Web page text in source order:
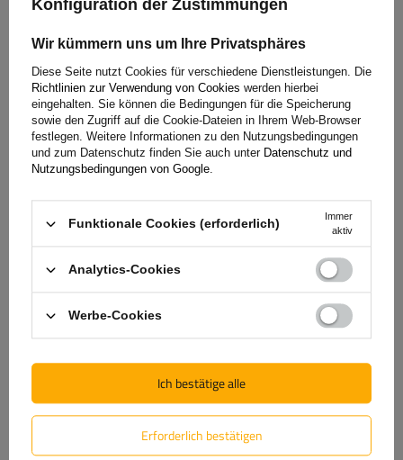
Garantie
Beim Kauf eines Produkts aus unserem Sortiment erhalten
Sie eine 2-jährige Garantie.So können Sie es nutzen, ohne
sich Gedanken über die Folgen eines möglichen Defekts zu
machen. Da wir uns um Ihre Zufriedenheit kümmern, haben
wir das Verfahren zur Einreichung einer möglichen
Reklamation so einfach wie möglich gestaltet - Sie müssen
nur das auf unserer
Website verfügbare Formular ausfüllen
und abschicken.
Produkte? Nehmen Sie Kontakt mit uns auf! Die Spezialisten
von Unitrailer geben Ihnen gerne alle Informationen, die Sie
benötigen.
Konfiguration der Zustimmungen
Wir kümmern uns um Ihre Privatsphäres
Diese Seite nutzt Cookies für verschiedene Dienstleistungen. Die
Richtlinien zur Verwendung von Cookies werden hierbei
eingehalten. Sie können die Bedingungen für die Speicherung
sowie den Zugriff auf die Cookie-Dateien in Ihrem Web-Browser
festlegen. Weitere Informationen zu den Nutzungsbedingungen
und zum Datenschutz finden Sie auch unter Datenschutz und
Nutzungsbedingungen von Google.
Funktionale Cookies (erforderlich)
Immer
aktiv
Analytics-Cookies
Werbe-Cookies
Erforderlich bestätigen
Ich bestätige alle